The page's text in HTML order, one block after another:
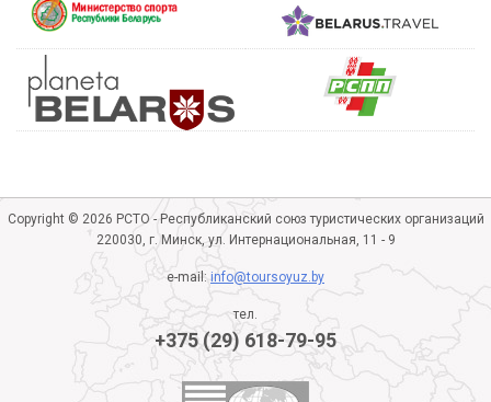
Copyright © 2026 РСТО - Республиканский союз туристических организаций
220030, г. Минск, ул. Интернациональная, 11 - 9
e-mail:info@toursoyuz.by
тел.
+375 (29) 618-79-95